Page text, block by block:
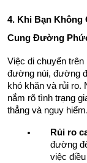
4. Khi Bạn Không
Cung Đường
Việc di chuyển
đường núi, đường
khó khăn và rủi ro.
nắm rõ tình trạng
thẳng và nguy hiểm.
Rủi ro
đường
việc